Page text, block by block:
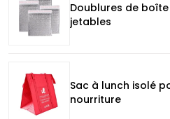
Doublures de
jetables
Sac à lunch isolé
nourriture